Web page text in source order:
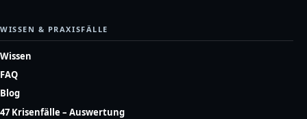
WISSEN & PRAXISFÄLLE
Wissen
FAQ
Blog
47 Krisenfälle – Auswertung